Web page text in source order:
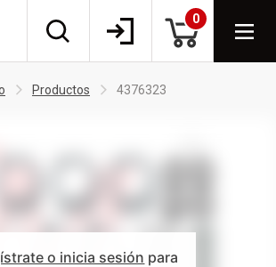
0
Productos 4376323
o inicia sesión para